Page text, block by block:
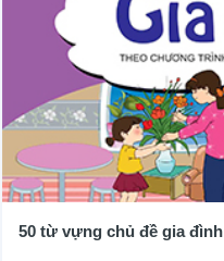
50 từ vựng chủ đề gia đình